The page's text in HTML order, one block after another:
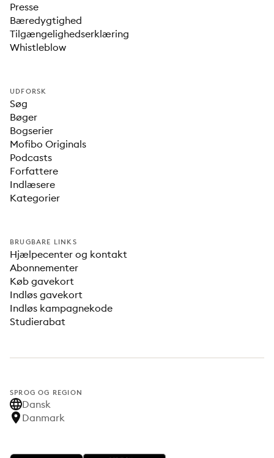
Presse
Bæredygtighed
Tilgængelighedserklæring
Whistleblow
UDFORSK
Søg
Bøger
Bogserier
Mofibo Originals
Podcasts
Forfattere
Indlæsere
Kategorier
BRUGBARE LINKS
Hjælpecenter og kontakt
Abonnementer
Køb gavekort
Indløs gavekort
Indløs kampagnekode
Studierabat
SPROG OG REGION
Dansk
Danmark